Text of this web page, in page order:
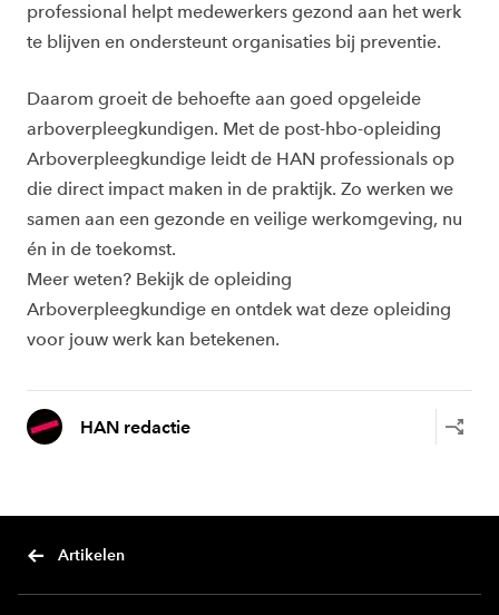
professional helpt medewerkers gezond aan het werk
te blijven en ondersteunt organisaties bij preventie.
Daarom groeit de behoefte aan goed opgeleide
arboverpleegkundigen. Met de post-hbo-opleiding
Arboverpleegkundige leidt de HAN professionals op
die direct impact maken in de praktijk. Zo werken we
samen aan een gezonde en veilige werkomgeving, nu
én in de toekomst.
Meer weten? Bekijk de opleiding
Arboverpleegkundige en ontdek wat deze opleiding
voor jouw werk kan betekenen.
HAN redactie
Artikelen